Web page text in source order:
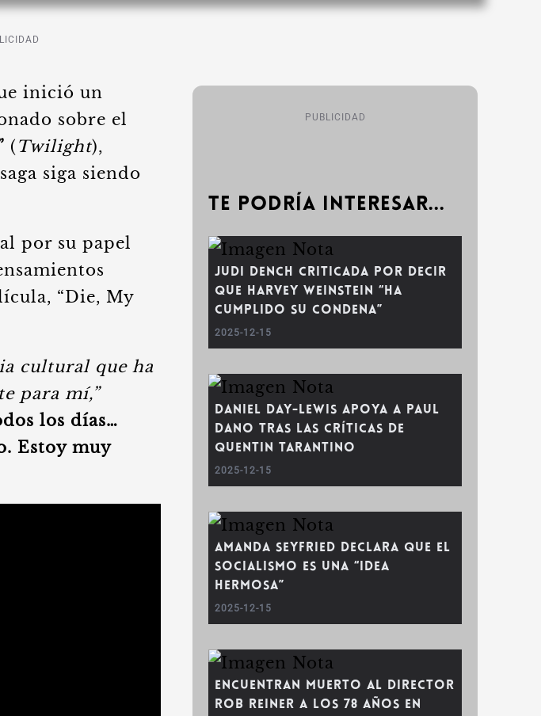
inició un
sobre el
( Twilight),
siga siendo
por su papel
“Die, My
cultural que ha
para mí,”
los días…
Estoy muy
PUBLICIDAD
Te podría interesar...
Judi Dench Criticada por Decir
que Harvey Weinstein “ha
Cumplido su Condena”
2025-12-15
Daniel Day-Lewis Apoya a Paul
Dano tras las Críticas de
Quentin Tarantino
2025-12-15
Amanda Seyfried Declara que el
Socialismo es una “Idea
Hermosa”
2025-12-15
Encuentran Muerto al Director
Rob Reiner a los 78 Años en